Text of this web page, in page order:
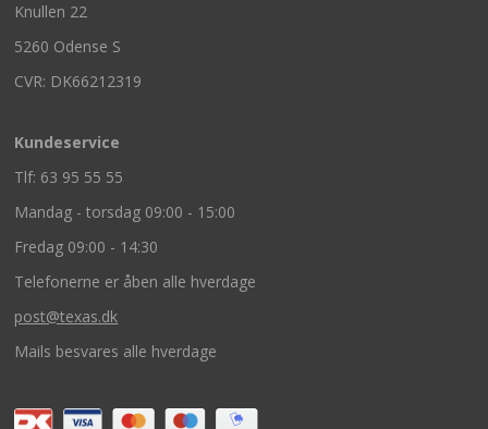
Knullen 22
5260 Odense S
CVR: DK66212319
Kundeservice
Tlf: 63 95 55 55
Mandag - torsdag 09:00 - 15:00
Fredag 09:00 - 14:30
Telefonerne er åben alle hverdage
post@texas.dk
Mails besvares alle hverdage